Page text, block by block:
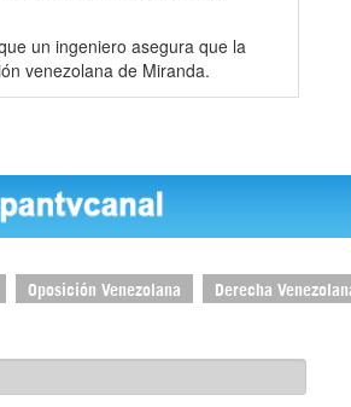
un ingeniero asegura que la
venezolana de Miranda.
Oposición Venezolana Derecha